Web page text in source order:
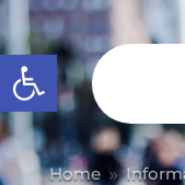
Abrir barra de
Home 9